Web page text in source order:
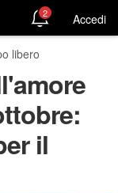
2 Accedi
libero
il